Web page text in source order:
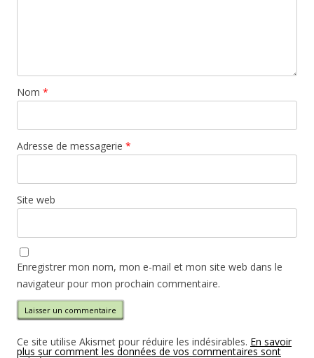
Nom *
Adresse de messagerie *
Site web
Enregistrer mon nom, mon e-mail et mon site web dans le
navigateur pour mon prochain commentaire.
Ce site utilise Akismet pour réduire les indésirables. En savoir
plus sur comment les données de vos commentaires sont